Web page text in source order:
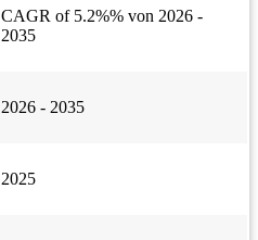
CAGR of 5.2%% von 2026 -
2035
2026 - 2035
2025